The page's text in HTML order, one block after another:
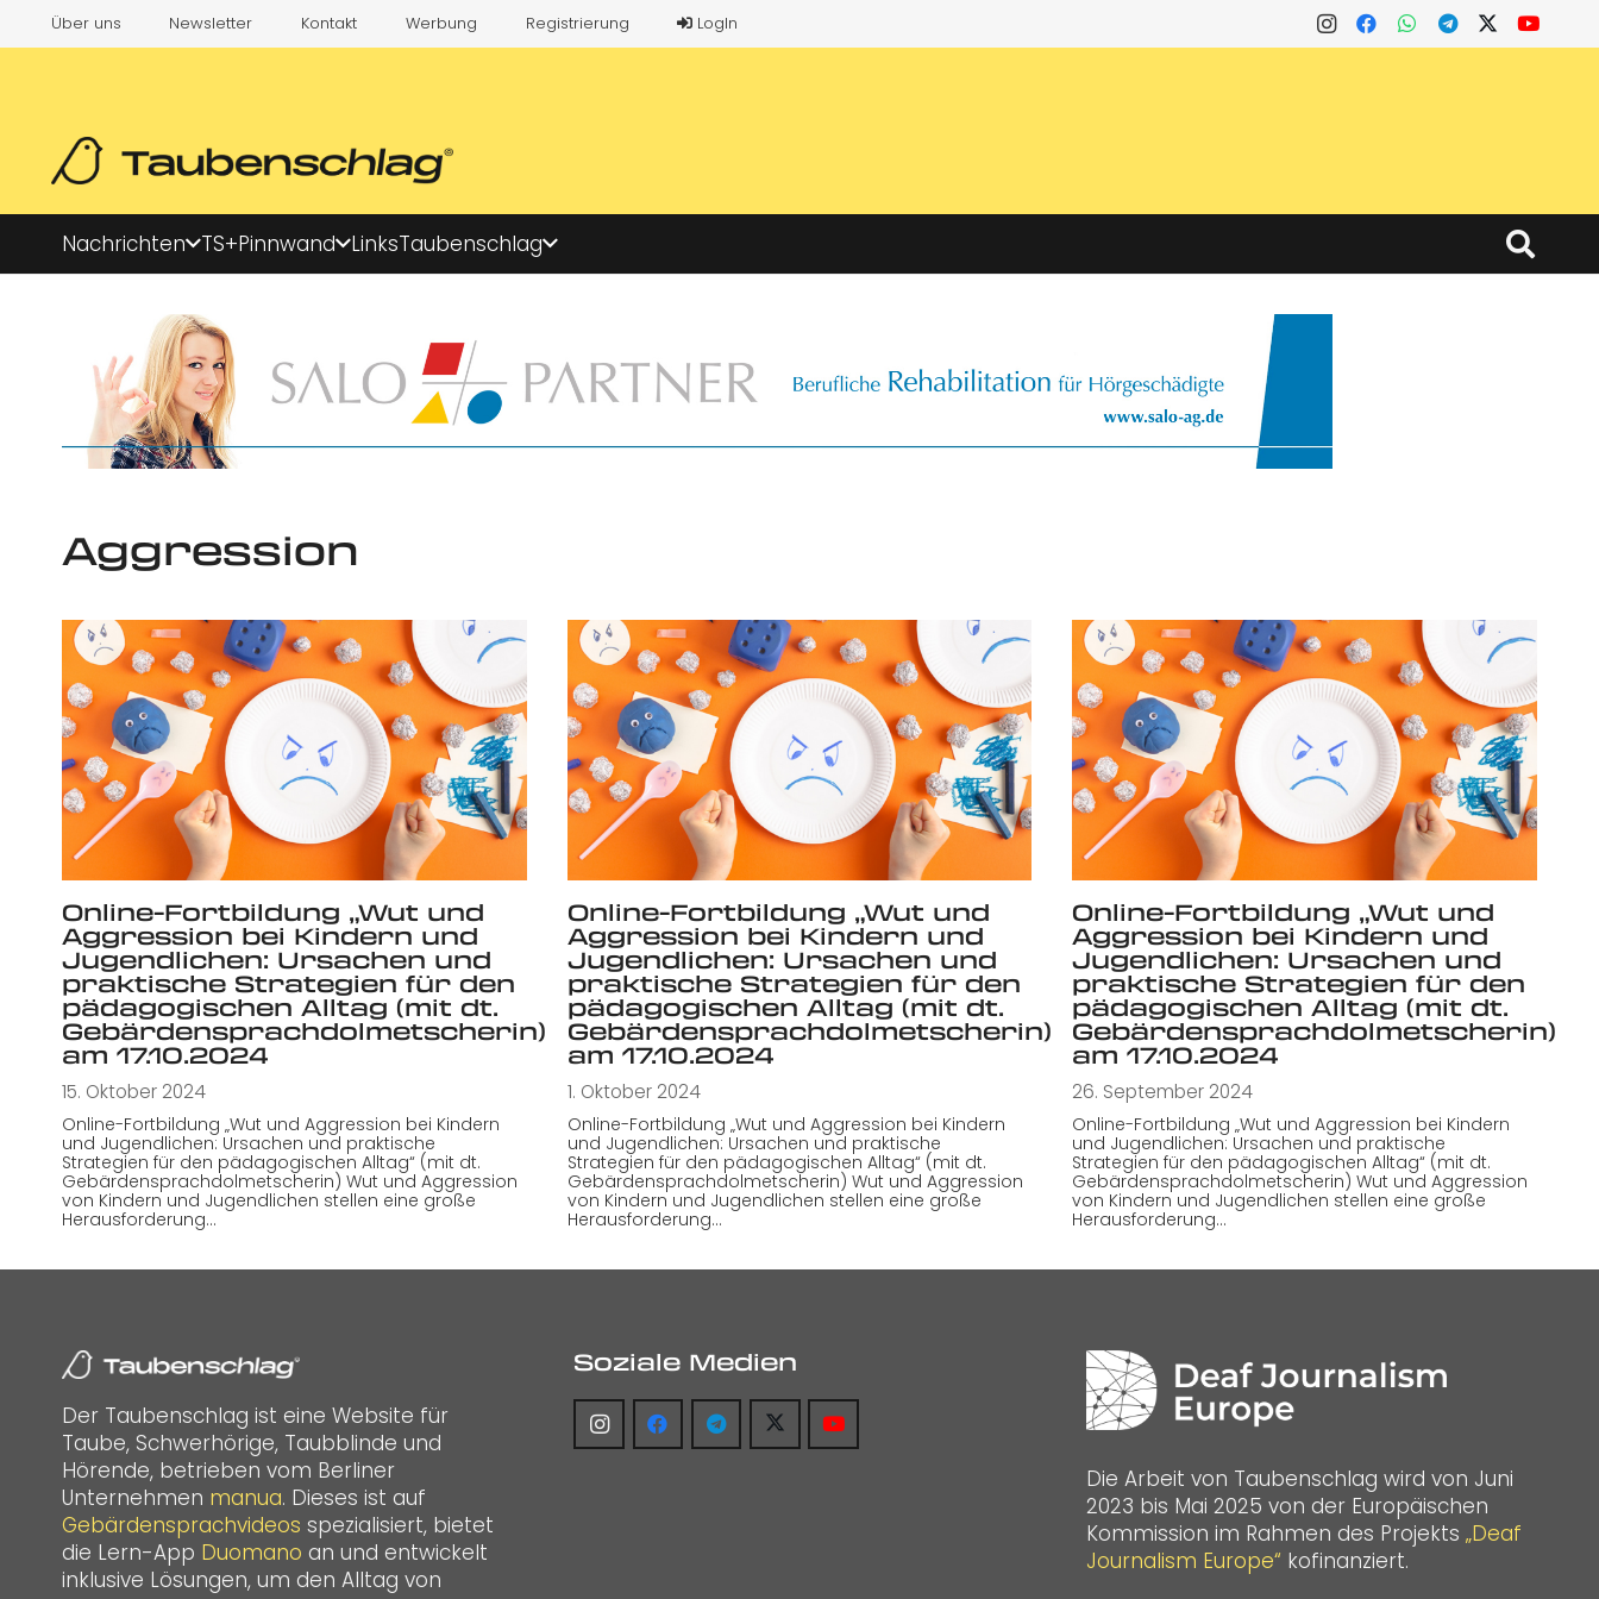
Über uns Newsletter Kontakt Werbung Registrierung LogIn
Nachrichten TS+Pinnwand LinksTaubenschlag
Aggression
Online-Fortbildung „Wut und
Aggression bei Kindern und
Jugendlichen: Ursachen und
praktische Strategien für den
pädagogischen Alltag (mit dt.
Gebärdensprachdolmetscherin)
am 17.10.2024
15. Oktober 2024
Online-Fortbildung „Wut und Aggression bei Kindern
und Jugendlichen: Ursachen und praktische
Strategien für den pädagogischen Alltag“ (mit dt.
Gebärdensprachdolmetscherin) Wut und Aggression
von Kindern und Jugendlichen stellen eine große
Herausforderung…
Online-Fortbildung „Wut und
Aggression bei Kindern und
Jugendlichen: Ursachen und
praktische Strategien für den
pädagogischen Alltag (mit dt.
Gebärdensprachdolmetscherin)
am 17.10.2024
1. Oktober 2024
Online-Fortbildung „Wut und Aggression bei Kindern
und Jugendlichen: Ursachen und praktische
Strategien für den pädagogischen Alltag“ (mit dt.
Gebärdensprachdolmetscherin) Wut und Aggression
von Kindern und Jugendlichen stellen eine große
Herausforderung…
Online-Fortbildung „Wut und
Aggression bei Kindern und
Jugendlichen: Ursachen und
praktische Strategien für den
pädagogischen Alltag (mit dt.
Gebärdensprachdolmetscherin)
am 17.10.2024
26. September 2024
Online-Fortbildung „Wut und Aggression bei Kindern
und Jugendlichen: Ursachen und praktische
Strategien für den pädagogischen Alltag“ (mit dt.
Gebärdensprachdolmetscherin) Wut und Aggression
von Kindern und Jugendlichen stellen eine große
Herausforderung…
Der Taubenschlag ist eine Website für
Taube, Schwerhörige, Taubblinde und
Hörende, betrieben vom Berliner
Unternehmen manua. Dieses ist auf
Gebärdensprachvideos spezialisiert, bietet
die Lern-App Duomano an und entwickelt
inklusive Lösungen, um den Alltag von
Soziale Medien
Die Arbeit von Taubenschlag wird von Juni
2023 bis Mai 2025 von der Europäischen
Kommission im Rahmen des Projekts „Deaf
Journalism Europe“ kofinanziert.